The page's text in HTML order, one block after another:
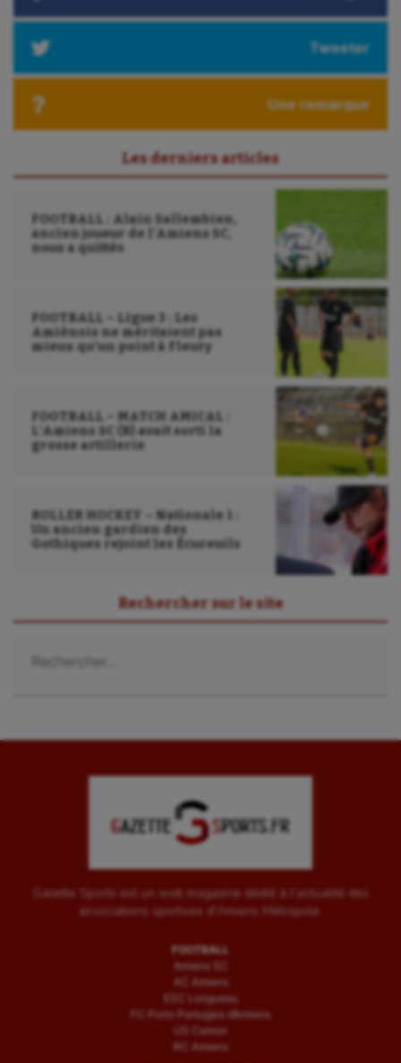
Triathlon
UNSS
Wakeboard
Tweeter
Une remarque
Les derniers articles
FOOTBALL : Alain Sallembien,
ancien joueur de l’Amiens SC,
nous a quittés
FOOTBALL – Ligue 3 : Les
Amiénois ne méritaient pas
mieux qu’un point à Fleury
FOOTBALL – MATCH AMICAL :
L’Amiens SC (B) avait sorti la
grosse artillerie
ROLLER HOCKEY – Nationale 1 :
Un ancien gardien des
Gothiques rejoint les Écureuils
Rechercher sur le site
Gazette Sports est un web magazine dédié à l'actualité des
associations sportives d'Amiens Métropole.
FOOTBALL
Amiens SC
AC Amiens
ESC Longueau
FC Porto Portugais d’Amiens
US Camon
RC Amiens